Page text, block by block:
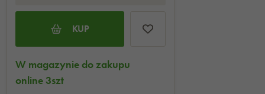
KUP
W magazynie do zakupu
online 3szt